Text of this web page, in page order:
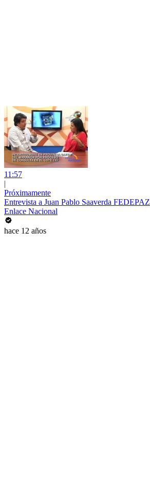
11:57
|
Próximamente
Entrevista a Juan Pablo Saaverda FEDEPAZ
Enlace Nacional
hace 12 años